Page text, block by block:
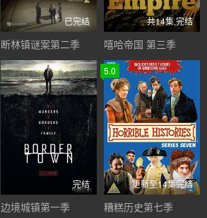
已完结
断林镇谜案第二季
共14集,完结
嘻哈帝国 第三季
完结
边境城镇第一季
5.0
更新至14集完结
糟糕历史第七季